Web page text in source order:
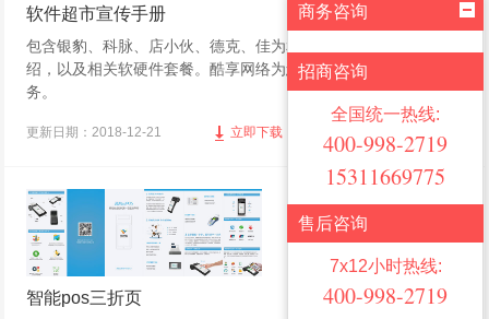
软件超市宣传手册
包含银豹、科脉、店小伙、德克、佳为和轩亚收银软件的相关介
绍，以及相关软硬件套餐。酷享网络为您提供专业的ERP软件服
务。
更新日期：2018-12-21 立即下载
智能pos三折页
商务咨询
招商咨询
全国统一热线:
400-998-2719
15311669775
售后咨询
7x12小时热线:
400-998-2719